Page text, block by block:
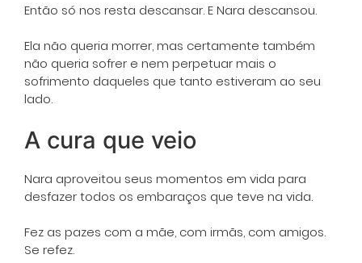
Então só nos resta descansar. E Nara descansou.
Ela não queria morrer, mas certamente também
não queria sofrer e nem perpetuar mais o
sofrimento daqueles que tanto estiveram ao seu
lado.
A cura que veio
Nara aproveitou seus momentos em vida para
desfazer todos os embaraços que teve na vida.
Fez as pazes com a mãe, com irmãs, com amigos.
Se refez.